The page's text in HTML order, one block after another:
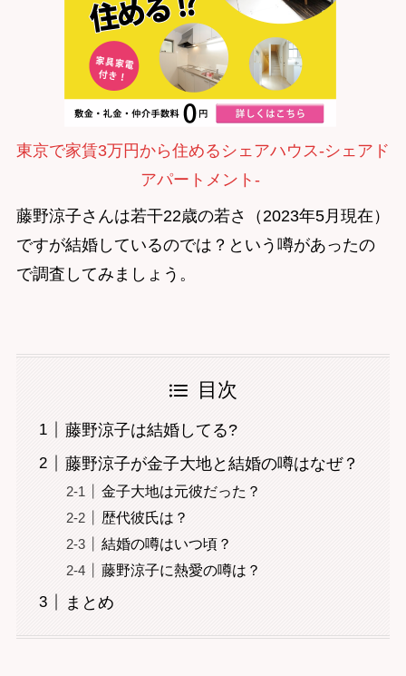
東京で家賃3万円から住めるシェアハウス-シェアド
アパートメント-
藤野涼子さんは若干22歳の若さ（2023年5月現在）
ですが結婚しているのでは？という噂があったの
で調査してみましょう。
目次
藤野涼子は結婚してる?
藤野涼子が金子大地と結婚の噂はなぜ？
金子大地は元彼だった？
歴代彼氏は？
結婚の噂はいつ頃？
藤野涼子に熱愛の噂は？
まとめ